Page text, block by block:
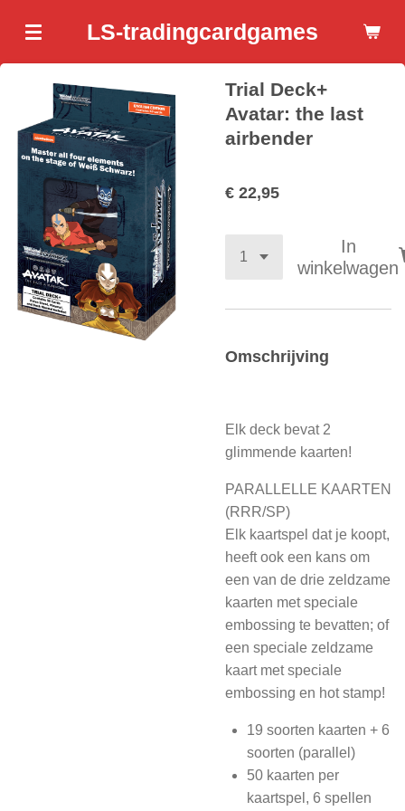
direct
naar
hoofdinhoud
LS-tradingcardgames
Trial Deck+
Avatar: the last
airbender
€ 22,95
In
winkelwagen
Omschrijving
Elk deck bevat 2
glimmende kaarten!
PARALLELLE KAARTEN
(RRR/SP)
Elk kaartspel dat je koopt,
heeft ook een kans om
een van de drie zeldzame
kaarten met speciale
embossing te bevatten; of
een speciale zeldzame
kaart met speciale
embossing en hot stamp!
19 soorten kaarten + 6
soorten (parallel)
50 kaarten per
kaartspel, 6 spellen